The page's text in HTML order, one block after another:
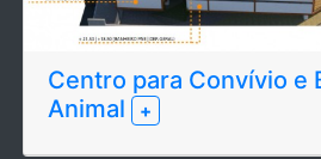
Centro para Convívio e
Animal
+